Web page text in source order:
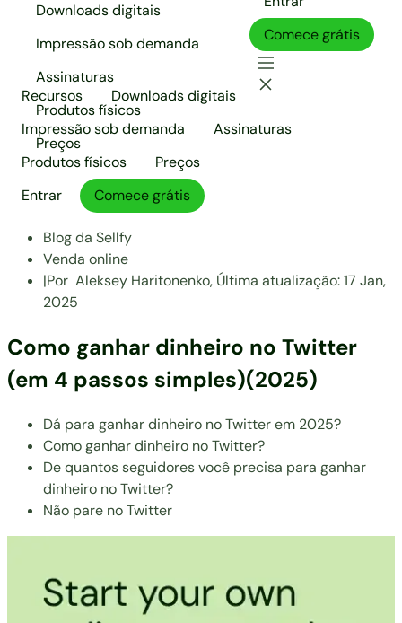
Downloads digitais
Impressão sob demanda
Assinaturas
Produtos físicos
Preços
Comece grátis
Recursos
Downloads digitais
Impressão sob demanda
Assinaturas
Produtos físicos
Preços
Entrar
Comece grátis
Blog da Sellfy
Venda online
|Por Aleksey Haritonenko, Última atualização:17 Jan,
2025
Como ganhar dinheiro no Twitter
(em 4 passos simples)(2025)
Dá para ganhar dinheiro no Twitter em 2025?
Como ganhar dinheiro no Twitter?
De quantos seguidores você precisa para ganhar
dinheiro no Twitter?
Não pare no Twitter